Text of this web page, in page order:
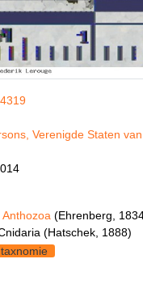
Verenigde Staten
Anthozoa (Ehrenberg,
(Hatschek, 1888)